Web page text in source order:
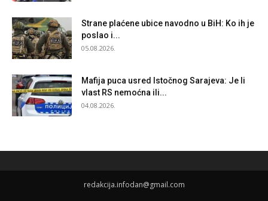
Strane plaćene ubice navodno u BiH: Ko ih je
poslao i...
05.08.2026.
Mafija puca usred Istočnog Sarajeva: Je li
vlast RS nemoćna ili...
04.08.2026.
redakcija.infodan@gmail.com